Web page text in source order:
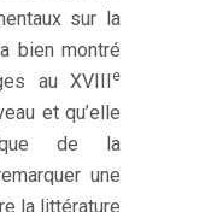
sur la
bien montré
au XVIIIe
et qu’elle
de la
une
la littérature